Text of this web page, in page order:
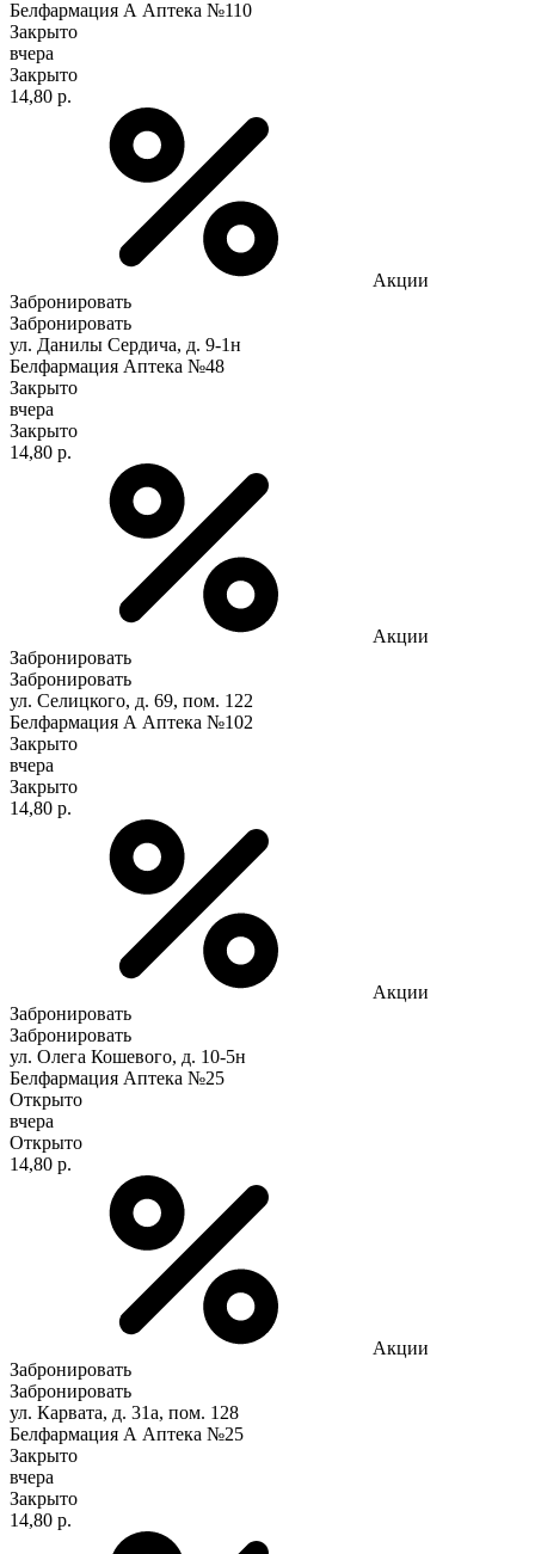
Белфармация А Аптека №110
Закрыто
вчера
Закрыто
14,80 р.
Акции
Забронировать
Забронировать
ул. Данилы Сердича, д. 9-1н
Белфармация Аптека №48
Закрыто
вчера
Закрыто
14,80 р.
Акции
Забронировать
Забронировать
ул. Селицкого, д. 69, пом. 122
Белфармация А Аптека №102
Закрыто
вчера
Закрыто
14,80 р.
Акции
Забронировать
Забронировать
ул. Олега Кошевого, д. 10-5н
Белфармация Аптека №25
Открыто
вчера
Открыто
14,80 р.
Акции
Забронировать
Забронировать
ул. Карвата, д. 31а, пом. 128
Белфармация А Аптека №25
Закрыто
вчера
Закрыто
14,80 р.